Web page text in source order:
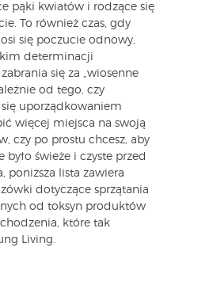
pąki kwiatów i rodzące się
To również czas, gdy
się poczucie odnowy,
determinacji
się za „wiosenne
od tego, czy
się uporządkowaniem
więcej miejsca na swoją
czy po prostu chcesz, aby
było świeże i czyste przed
poniższa lista zawiera
dotyczące sprzątania
od toksyn produktów
które tak
Living.